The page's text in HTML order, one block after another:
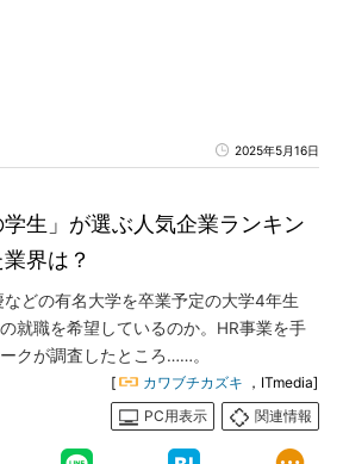
2025年5月16日
学生」が選ぶ人気企業ランキン
界は？
どの有名大学を卒業予定の大学4年生
就職を希望しているのか。HR事業を手
クが調査したところ……。
[ カワブチカズキ ，ITmedia]
PC用表示
関連情報